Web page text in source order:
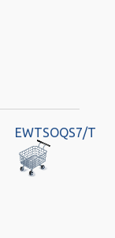
EWTSOQS7/T